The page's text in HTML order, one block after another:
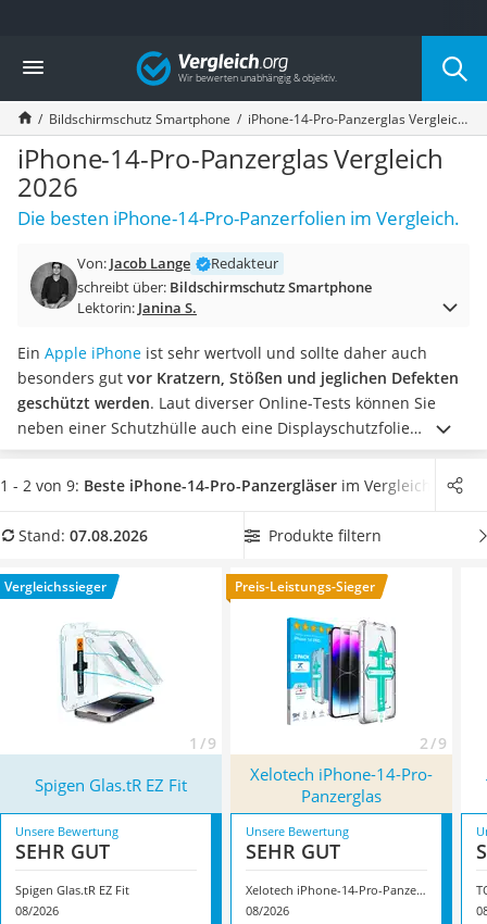
Die beliebtesten Vergleiche nach Kategorie
Elektronik
Powerstation
Monitor 32 Zoll 4K
Fernseher
Drucker
Desktop-PC
Monitor
Laser-Multifunktionsdrucker
Powerline-Adapter
Powerstation mit Solarpanel
Gaming-PC
Soundbar
17-Zoll-Laptop
Satellitenschüssel
Gaming-Headset
Tablets unter 200 Euro
Lichtwecker
Acer Aspire
Service
Vergleich
Bildschirmschutz Smartphone iPhone-14-Pro-Panzerglas Vergleich 2026
iPhone-14-Pro-Panzerglas Vergleich
2026
Die besten iPhone-14-Pro-Panzerfolien im Vergleich.
Von: Jacob Lange
Redakteur
schreibt über: Bildschirmschutz Smartphone
Lektorin: Janina S.
Ein Apple iPhone ist sehr wertvoll und sollte daher auch
besonders gut vor Kratzern, Stößen und jeglichen Defekten
geschützt werden. Laut diverser Online-Tests können Sie
neben einer Schutzhülle auch eine Displayschutzfolie
verwenden oder auch ein iPhone-14-Pro-Panzerglas, wenn Sie
ein iPhone 14 Pro haben sollten. Wählen Sie jetzt aus unserer
Härtegrad, damit Ihr iPhone-Bildschirm durch ein besonders
2026 besonders das Modell
Spigen Glas.tR EZ Fit* mit seinen
Eigenschaften.
1 - 2 von 9: Beste iPhone-14-Pro-Panzergläser im Vergleich
Stand: 07.08.2026 Produkte filtern
Vergleichssieger
1 / 9
Preis-Leistungs-Sieger
2 / 9
Spigen Glas.tR EZ Fit
Xelotech iPhone-14-Pro-
Panzerglas
Unsere Bewertung
SEHR GUT
Spigen Glas.tR EZ Fit
08/2026
Unsere Bewertung
SEHR GUT
Xelotech iPhone-14-Pro-Panzerglas
08/2026